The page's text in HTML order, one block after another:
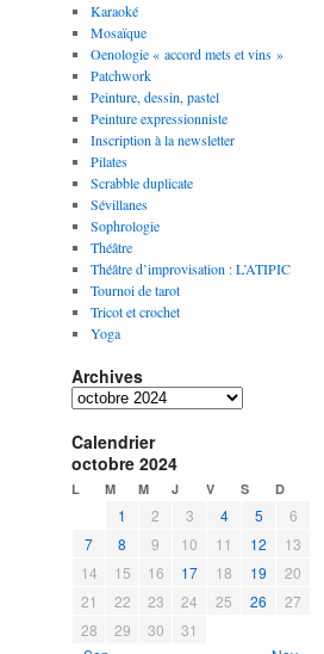
Karaoké
Mosaïque
Oenologie « accord mets et vins »
Patchwork
Peinture, dessin, pastel
Peinture expressionniste
Inscription à la newsletter
Pilates
Scrabble duplicate
Sévillanes
Sophrologie
Théâtre
Théâtre d’improvisation : L’ATIPIC
Tournoi de tarot
Tricot et crochet
Yoga
Archives
A
c
h
i
Calendrier
octobre 2024
L M M J V S D
1 2 3 4 5
6
7
8 9 10 11 12
13
14
15 16 17 18 19
20
21
22 23 24 25 26
27
28
29 30
31